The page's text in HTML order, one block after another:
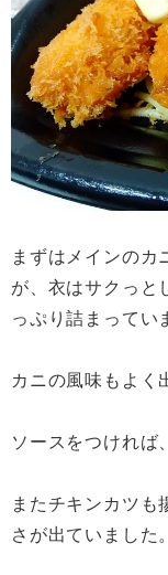
まずはメインのカ
が、衣はサクっと
っぷり詰まってい
カニの風味もよく
ソースをつければ
またチキンカツも
さが出ていました。